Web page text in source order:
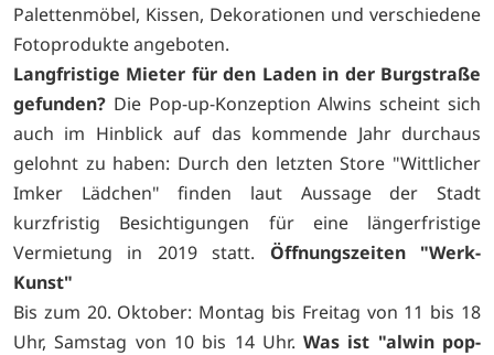
Palettenmöbel, Kissen, Dekorationen und verschiedene
Fotoprodukte angeboten.
Langfristige Mieter für den Laden in der Burgstraße
gefunden? Die Pop-up-Konzeption Alwins scheint sich
auch im Hinblick auf das kommende Jahr durchaus
gelohnt zu haben: Durch den letzten Store "Wittlicher
Imker Lädchen" finden laut Aussage der Stadt
kurzfristig Besichtigungen für eine längerfristige
Vermietung in 2019 statt. Öffnungszeiten "Werk-
Kunst"
Bis zum 20. Oktober: Montag bis Freitag von 11 bis 18
Uhr, Samstag von 10 bis 14 Uhr.Was ist "alwin pop-